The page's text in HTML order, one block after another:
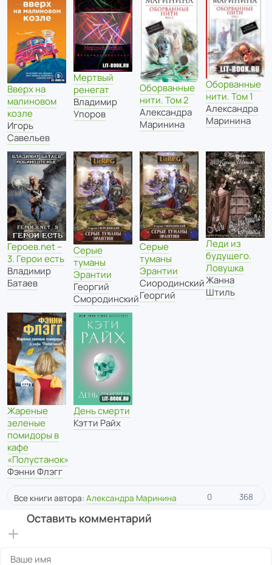
Вверх на
малиновом
козле
Игорь
Савельев
Мертвый
ренегат
Владимир
Упоров
Оборванные
нити. Том 2
Александра
Маринина
Оборванные
нити. Том 1
Александра
Маринина
Героев.net –
3. Герои есть
Владимир
Батаев
Серые
туманы
Эрантии
Георгий
Смородинский
Серые
туманы
Эрантии
Сиородинский
Георгий
Леди из
будущего.
Ловушка
Жанна
Штиль
Жареные
зеленые
помидоры в
кафе
«Полустанок»
Фэнни Флэгг
День смерти
Кэтти Райх
Все книги автора: Александра Маринина 0 368
Оставить комментарий